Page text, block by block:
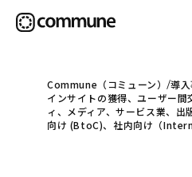
Communeについて
Commune（コミューン）
導
インサイトの獲得、ユーザー
ィ、メディア、サービス業、
向け (BtoC)、社内向け（